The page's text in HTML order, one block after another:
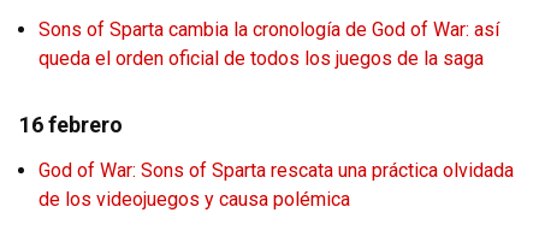
Sons of Sparta cambia la cronología de God of War: así
queda el orden oficial de todos los juegos de la saga
16 febrero
God of War: Sons of Sparta rescata una práctica olvidada
de los videojuegos y causa polémica